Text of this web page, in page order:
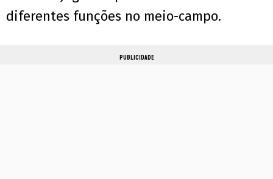
diferentes funções no meio-campo.
PUBLICIDADE